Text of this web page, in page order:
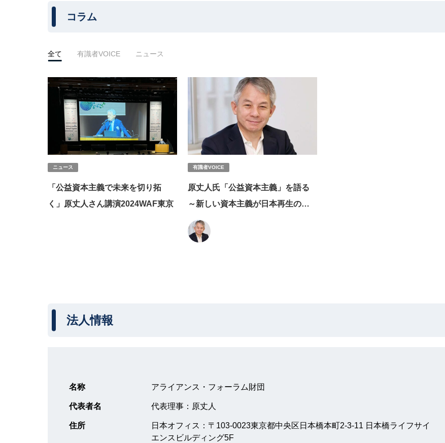
コラム
全て 有識者VOICE ニュース
ニュース
「公益資本主義で未来を切り拓
く」原丈人さん講演2024WAF東京
有識者VOICE
原丈人氏「公益資本主義」を語る
～新しい資本主義が日本再生の鍵
を握る
法人情報
名称 アライアンス・フォーラム財団
代表者名 代表理事：原丈人
住所
日本オフィス：〒103-0023東京都中央区日本橋本町2-3-11 日本橋ライフサイ
エンスビルディング5F